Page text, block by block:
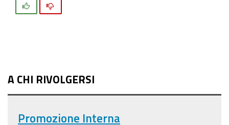
A CHI RIVOLGERSI
Promozione Interna